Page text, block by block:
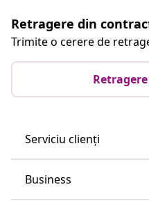
Retragere din
Trimite o cerere de
Serviciu clienți
Business